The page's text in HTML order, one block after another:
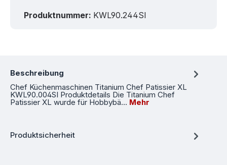
Produktnummer: KWL90.244SI
Beschreibung
Chef Küchenmaschinen Titanium Chef Patissier XL
KWL90.004SI Produktdetails Die Titanium Chef
Patissier XL wurde für Hobbybä… Mehr
Produktsicherheit